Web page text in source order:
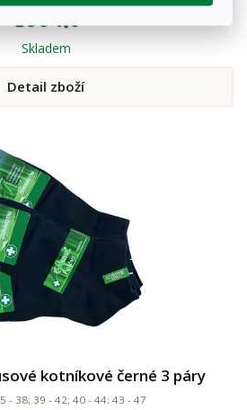
250 Kč
Skladem
Detail zboží
kotníkové černé 3 páry
- 38; 39 - 42; 40 - 44; 43 - 47